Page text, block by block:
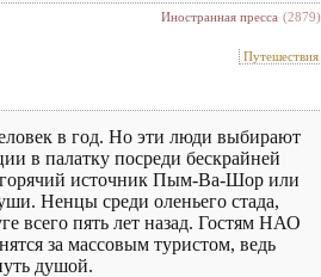
Иностранная пресса (2879)
Путешествия
в год. Но эти люди выбирают
в палатку посреди бескрайней
горячий источник Пым-Ва-Шор или
Ненцы среди оленьего стада,
всего пять лет назад. Гостям НАО
за массовым туристом, ведь
душой.